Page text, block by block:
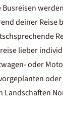
Busreisen
deiner Reise
lieber
oder
Landschaften